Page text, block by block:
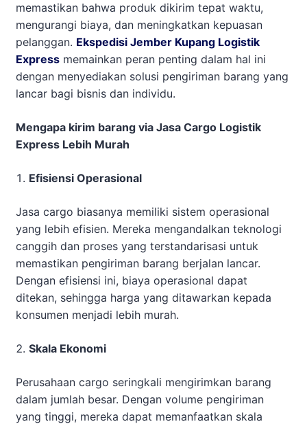
memastikan bahwa produk dikirim tepat waktu,
mengurangi biaya, dan meningkatkan kepuasan
pelanggan. Ekspedisi Jember Kupang Logistik
Express memainkan peran penting dalam hal ini
dengan menyediakan solusi pengiriman barang yang
lancar bagi bisnis dan individu.
Mengapa kirim barang via Jasa Cargo Logistik
Express Lebih Murah
Efisiensi Operasional
Jasa cargo biasanya memiliki sistem operasional
yang lebih efisien. Mereka mengandalkan teknologi
canggih dan proses yang terstandarisasi untuk
memastikan pengiriman barang berjalan lancar.
Dengan efisiensi ini, biaya operasional dapat
ditekan, sehingga harga yang ditawarkan kepada
konsumen menjadi lebih murah.
Skala Ekonomi
Perusahaan cargo seringkali mengirimkan barang
dalam jumlah besar. Dengan volume pengiriman
yang tinggi, mereka dapat memanfaatkan skala